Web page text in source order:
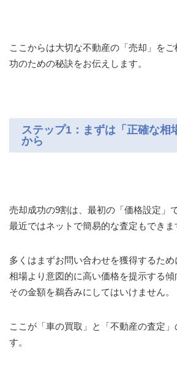
ここからは大切な不動産の「売却」を
功のための秘訣をお伝えします。
ステップ1：まずは「正確な相
から
売却成功の9割は、最初の「価格設定」
最近ではネットで簡易的な査定もできま
多くはまずお問い合わせを獲得するため
相場より意図的に高い価格を提示する傾
その金額を鵜呑みにしてはいけません。
ここが「車の買取」と「不動産の査定
す。